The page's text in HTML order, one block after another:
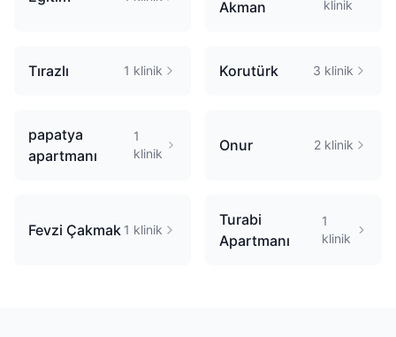
Akman
klinik
Tırazlı 1 klinik Korutürk 3 klinik
papatya
apartmanı
1
klinik
Onur 2 klinik
Fevzi Çakmak 1 klinik
Turabi
Apartmanı
1
klinik